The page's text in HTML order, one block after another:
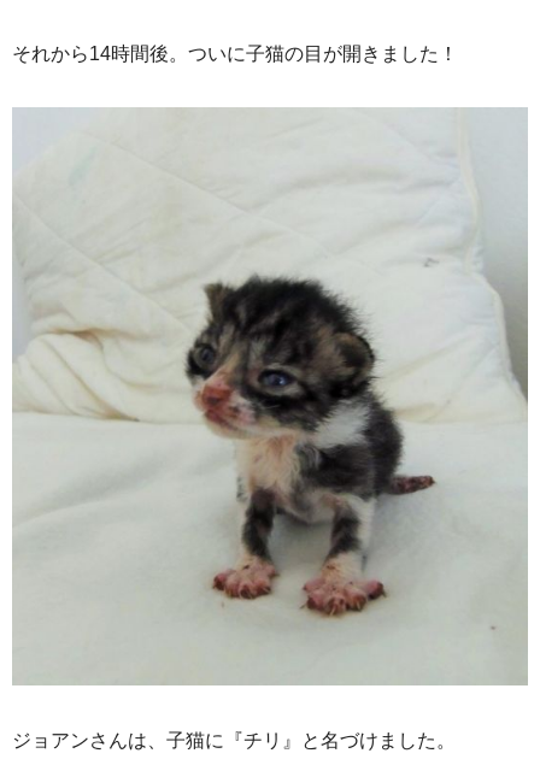
それから14時間後。ついに子猫の目が開きました！
ジョアンさんは、子猫に『チリ』と名づけました。